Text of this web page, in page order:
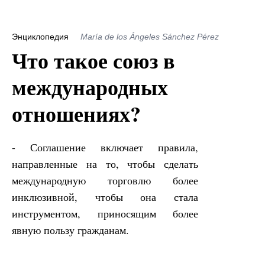
Энциклопедия María de los Ángeles Sánchez Pérez
Что такое союз в
международных
отношениях?
- Соглашение включает правила,
направленные на то, чтобы сделать
международную торговлю более
инклюзивной, чтобы она стала
инструментом, приносящим более
явную пользу гражданам.